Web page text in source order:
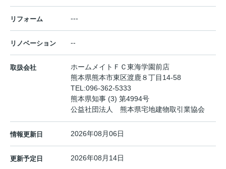
リフォーム ---
リノベーション --
取扱会社
ホームメイトＦＣ東海学園前店
熊本県熊本市東区渡鹿８丁目14-58
TEL:096-362-5333
熊本県知事 (3) 第4994号
公益社団法人 熊本県宅地建物取引業協会
情報更新日 2026年08月06日
更新予定日 2026年08月14日